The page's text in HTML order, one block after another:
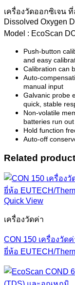
เครื่องวัดออกซิเจน
Dissolved Oxygen
Model : EcoScan
Push-button
and easy
Calibration can
Auto-
manual input
Galvanic probe
quick, stable
Non-volatile
batteries run out
Hold function
Auto-off
Related
Quick View
เครื่องวัดค่า
CON 150 เครื่องวั
ยี่ห้อ EUTECH/